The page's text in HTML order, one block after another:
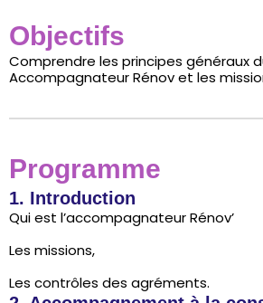
Objectifs
Comprendre les principes généraux
Accompagnateur Rénov et les
Programme
1. Introduction
Qui est l’accompagnateur Rénov’
Les missions,
Les contrôles des agréments.